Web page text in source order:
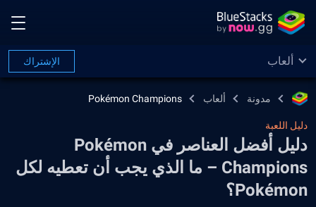
ألعاب الإشتراك
مدونة ألعاب Pokémon Champions
دليل اللعبة
دليل أفضل العناصر في Pokémon
Champions – ما الذي يجب أن تعطيه لكل
Pokémon؟